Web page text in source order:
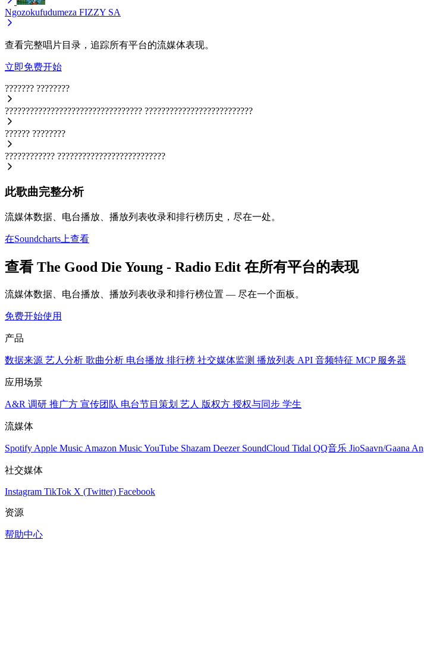
Ngozokufudumeza FIZZY SA
查看完整唱片目录，追踪所有平台的流媒体表现。
立即免费开始
??????? ????????
????????????????????????????????? ??????????????????????????
?????? ????????
???????????? ??????????????????????????
此歌曲完整分析
流媒体数据、电台播放、播放列表收录和排行榜历史，尽在一处。
在Soundcharts上查看
查看 The Good Die Young - Radio Edit 在所有平台的表现
流媒体数据、电台播放、播放列表收录和排行榜位置 — 尽在一个面板。
免费开始使用
产品
数据来源 艺人分析 歌曲分析 电台播放 排行榜 社交媒体监测 播放列表 API 音频特征 MCP 服务器
应用场景
A&R 调研 推广方 宣传团队 电台节目策划 艺人 版权方 授权与同步 学生
流媒体
Spotify Apple Music Amazon MusicYouTube Shazam Deezer SoundCloud Tidal QQ音乐 JioSaavn/Gaana
社交媒体
Instagram TikTok X (Twitter) Facebook
资源
帮助中心